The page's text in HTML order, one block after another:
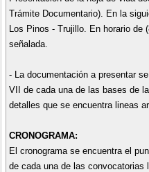
Trámite Documentario). En la
Los Pinos - Trujillo. En horario
señalada.
- La documentación a presentar
VII de cada una de las bases de
detalles que se encuentra lineas
CRONOGRAMA:
El cronograma se encuentra el
de cada una de las convocatorias